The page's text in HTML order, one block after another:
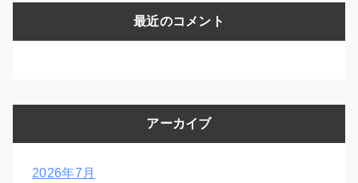
最近のコメント
アーカイブ
2026年7月